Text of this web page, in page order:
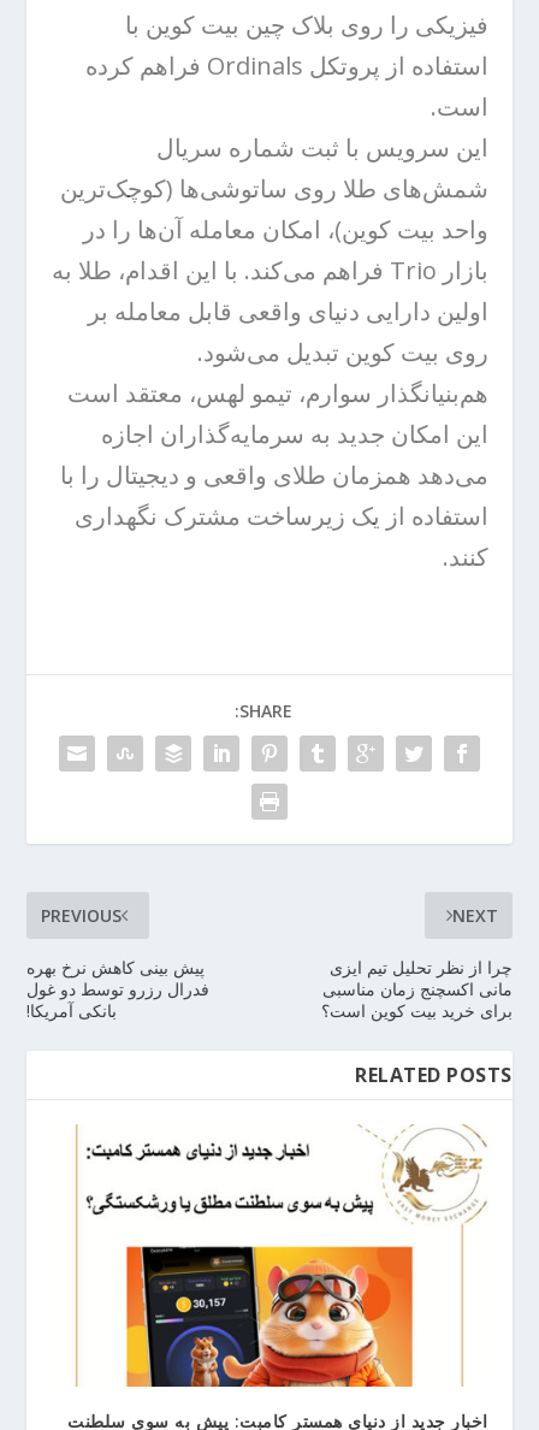
فیزیکی را روی بلاک چین بیت کوین با
استفاده از پروتکل Ordinals فراهم کرده
است.
این سرویس با ثبت شماره سریال
شمش‌های طلا روی ساتوشی‌ها (کوچک‌ترین
واحد بیت کوین)، امکان معامله آن‌ها را در
بازار Trio فراهم می‌کند. با این اقدام، طلا به
اولین دارایی دنیای واقعی قابل معامله بر
روی بیت کوین تبدیل می‌شود.
هم‌بنیانگذار سوارم، تیمو لهس، معتقد است
این امکان جدید به سرمایه‌گذاران اجازه
می‌دهد همزمان طلای واقعی و دیجیتال را با
استفاده از یک زیرساخت مشترک نگهداری
کنند.
SHARE:
PREVIOUS
پیش بینی کاهش نرخ بهره
فدرال رزرو توسط دو غول
بانکی آمریکا!
NEXT
چرا از نظر تحلیل تیم ایزی
مانی اکسچنج زمان مناسبی
برای خرید بیت کوین است؟
RELATED POSTS
اخبار جدید از دنیای همستر کامبت: پیش به سوی سلطنت